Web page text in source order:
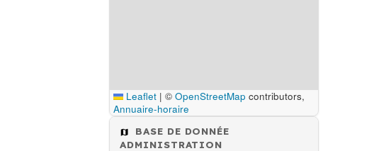
Leaflet | © OpenStreetMap contributors,
Annuaire-horaire
BASE DE DONNÉE
ADMINISTRATION